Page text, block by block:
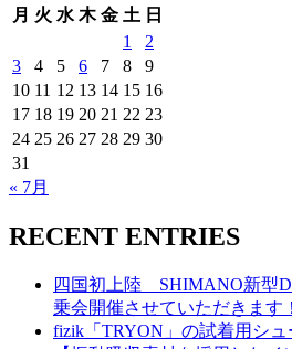
月 火 水 木 金 土 日
1
2
3
4 5 6 7 8
9
10 11 12 13 14 15 16
17 18 19 20 21 22 23
24 25 26 27 28 29 30
31
« 7月
RECENT ENTRIES
四国初上陸 SHIMANO新型
乗会開催させていただきます
fizik「TRYON」の試着用シ